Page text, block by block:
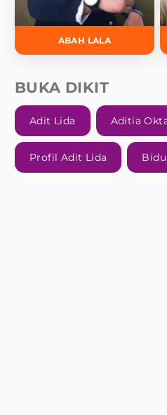
ABAH LALA
BUKA DIKIT
Adit Lida Aditia
Profil Adit Lida